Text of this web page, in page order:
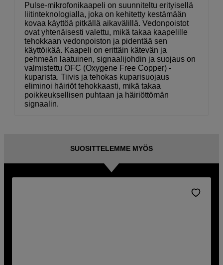
Pulse-mikrofonikaapeli on suunniteltu erityisellä
liitinteknologialla, joka on kehitetty kestämään
kovaa käyttöä pitkällä aikavälillä. Vedonpoistot
ovat yhtenäisesti valettu, mikä takaa kaapelille
tehokkaan vedonpoiston ja pidentää sen
käyttöikää. Kaapeli on erittäin kätevän ja
pehmeän laatuinen, signaalijohdin ja suojaus on
valmistettu OFC (Oxygene Free Copper) -
kuparista. Tiivis ja tehokas kuparisuojaus
eliminoi häiriöt tehokkaasti, mikä takaa
poikkeuksellisen puhtaan ja häiriöttömän
signaalin.
SUOSITTELEMME MYÖS